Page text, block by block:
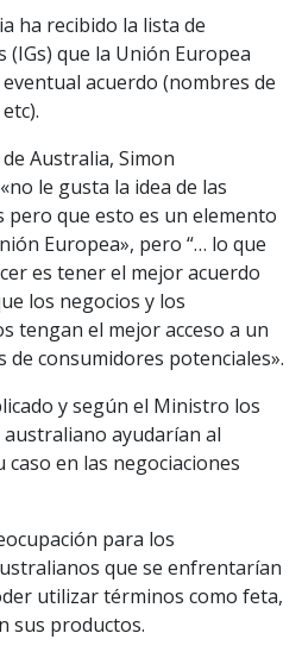
ha recibido la lista de
(IGs) que la Unión Europea
acuerdo (nombres de
Australia, Simon
le gusta la idea de las
pero que esto es un elemento
Europea», pero “… lo que
es tener el mejor acuerdo
los negocios y los
tengan el mejor acceso a un
de consumidores potenciales».
y según el Ministro los
ayudarían al
en las negociaciones
para los
que se enfrentarían
utilizar términos como feta,
sus productos.